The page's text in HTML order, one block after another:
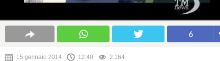
6
15 gennaio 2014 12:40 2.164